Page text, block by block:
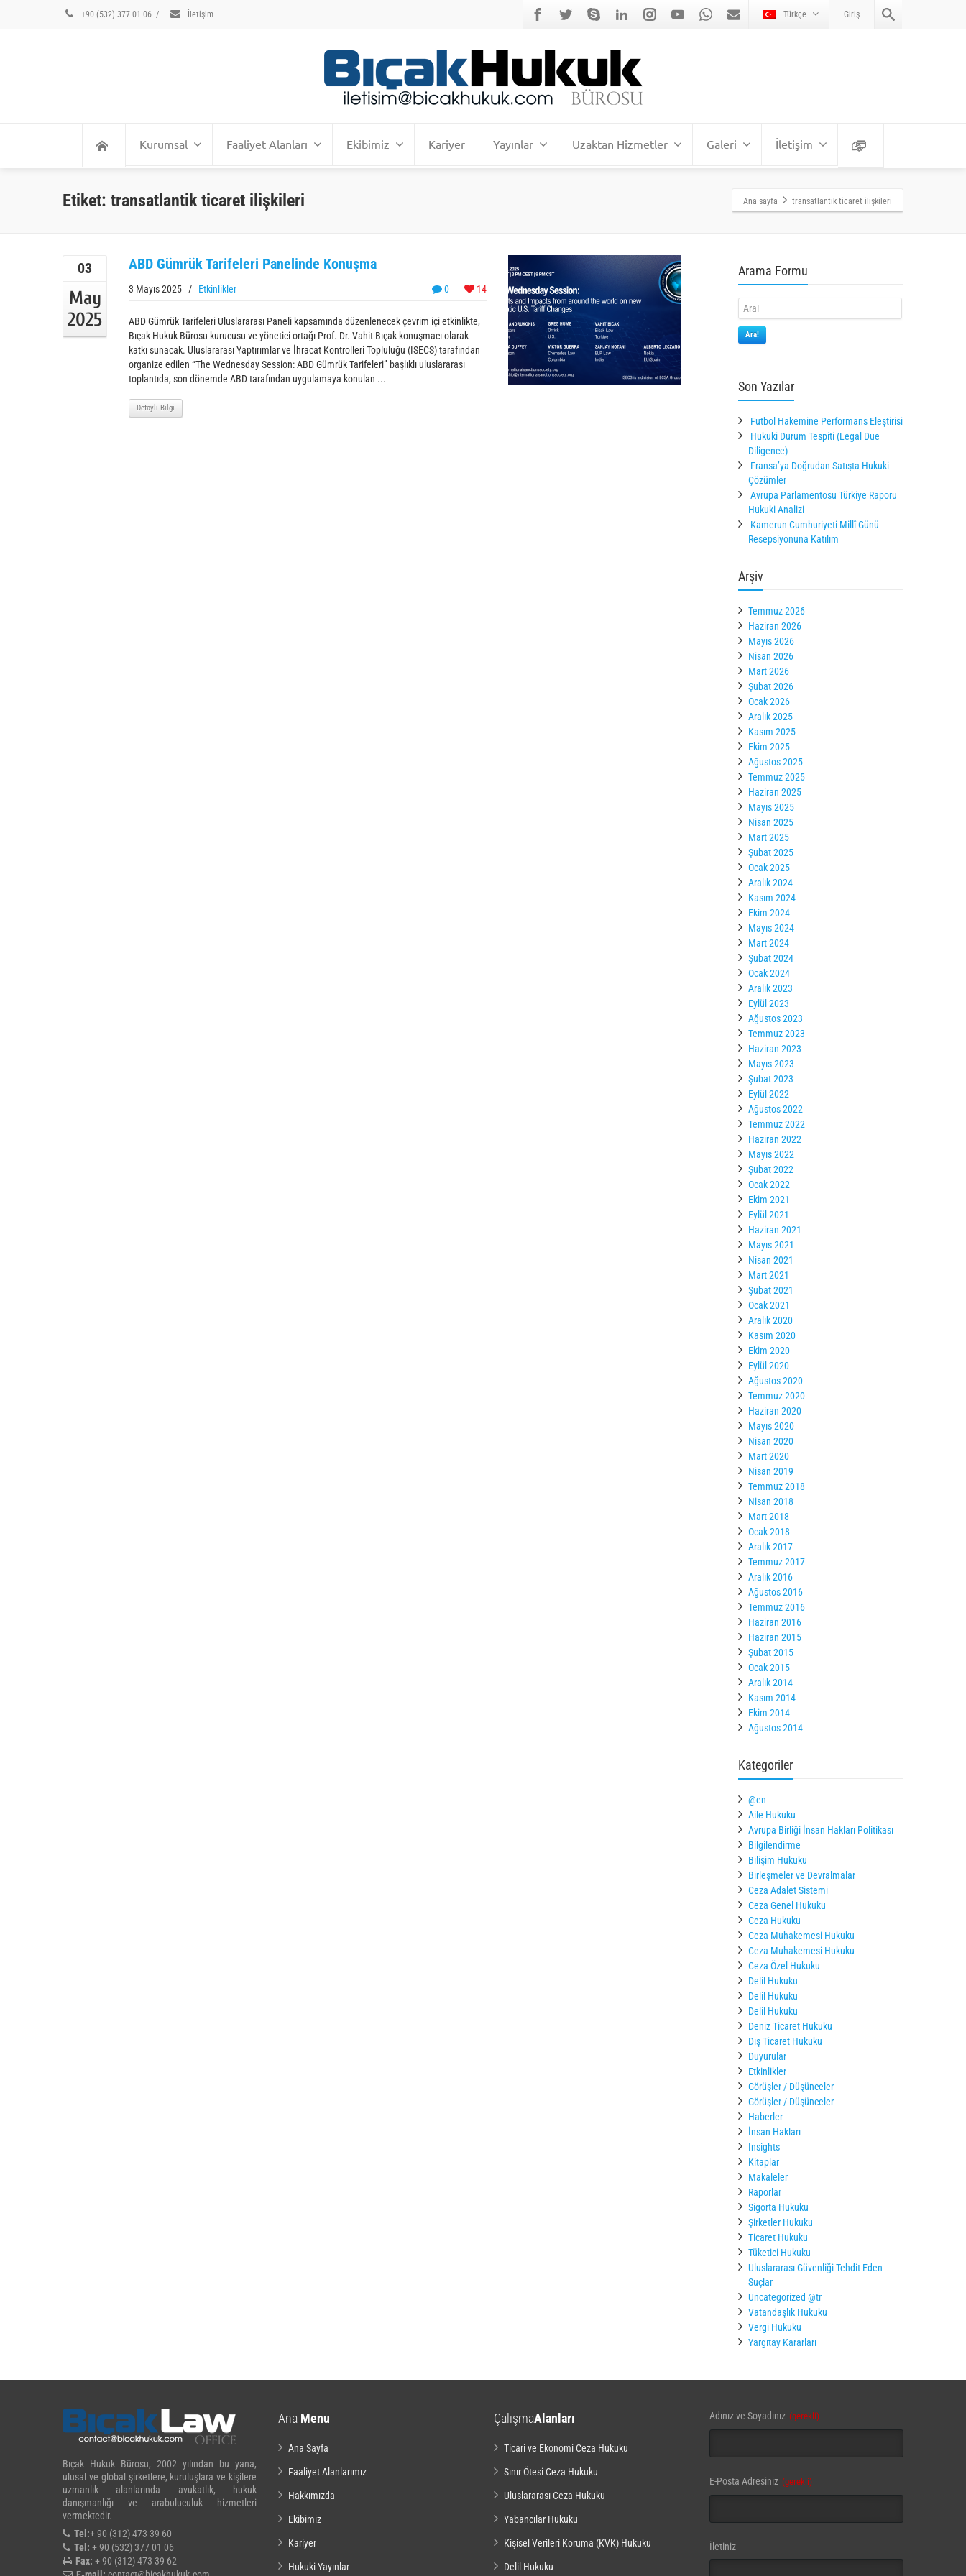
+90 (532) 377 01 06 / İletişim Türkçe Giriş
Kurumsal Faaliyet Alanları Ekibimiz Kariyer Yayınlar Uzaktan Hizmetler Galeri İletişim
Etiket: transatlantik ticaret ilişkileri Ana sayfa transatlantik ticaret ilişkileri
03
May
2025
ABD Gümrük Tarifeleri Panelinde Konuşma
0 14
3 Mayıs 2025 / Etkinlikler
ABD Gümrük Tarifeleri Uluslararası Paneli kapsamında düzenlenecek çevrim içi etkinlikte,
Bıçak Hukuk Bürosu kurucusu ve yönetici ortağı Prof. Dr. Vahit Bıçak konuşmacı olarak
katkı sunacak. Uluslararası Yaptırımlar ve İhracat Kontrolleri Topluluğu (ISECS) tarafından
organize edilen “The Wednesday Session: ABD Gümrük Tarifeleri” başlıklı uluslararası
toplantıda, son dönemde ABD tarafından uygulamaya konulan ...
Detaylı Bilgi
Arama Formu
Ara!
Son Yazılar
Futbol Hakemine Performans Eleştirisi
Hukuki Durum Tespiti (Legal Due
Diligence)
Fransa’ya Doğrudan Satışta Hukuki
Çözümler
Avrupa Parlamentosu Türkiye Raporu
Hukuki Analizi
Kamerun Cumhuriyeti Millî Günü
Resepsiyonuna Katılım
Arşiv
Temmuz 2026
Haziran 2026
Mayıs 2026
Nisan 2026
Mart 2026
Şubat 2026
Ocak 2026
Aralık 2025
Kasım 2025
Ekim 2025
Ağustos 2025
Temmuz 2025
Haziran 2025
Mayıs 2025
Nisan 2025
Mart 2025
Şubat 2025
Ocak 2025
Aralık 2024
Kasım 2024
Ekim 2024
Mayıs 2024
Mart 2024
Şubat 2024
Ocak 2024
Aralık 2023
Eylül 2023
Ağustos 2023
Temmuz 2023
Haziran 2023
Mayıs 2023
Şubat 2023
Eylül 2022
Ağustos 2022
Temmuz 2022
Haziran 2022
Mayıs 2022
Şubat 2022
Ocak 2022
Ekim 2021
Eylül 2021
Haziran 2021
Mayıs 2021
Nisan 2021
Mart 2021
Şubat 2021
Ocak 2021
Aralık 2020
Kasım 2020
Ekim 2020
Eylül 2020
Ağustos 2020
Temmuz 2020
Haziran 2020
Mayıs 2020
Nisan 2020
Mart 2020
Nisan 2019
Temmuz 2018
Nisan 2018
Mart 2018
Ocak 2018
Aralık 2017
Temmuz 2017
Aralık 2016
Ağustos 2016
Temmuz 2016
Haziran 2016
Haziran 2015
Şubat 2015
Ocak 2015
Aralık 2014
Kasım 2014
Ekim 2014
Ağustos 2014
Kategoriler
@en
Aile Hukuku
Avrupa Birliği İnsan Hakları Politikası
Bilgilendirme
Bilişim Hukuku
Birleşmeler ve Devralmalar
Ceza Adalet Sistemi
Ceza Genel Hukuku
Ceza Hukuku
Ceza Muhakemesi Hukuku
Ceza Muhakemesi Hukuku
Ceza Özel Hukuku
Delil Hukuku
Delil Hukuku
Delil Hukuku
Deniz Ticaret Hukuku
Dış Ticaret Hukuku
Duyurular
Etkinlikler
Görüşler / Düşünceler
Görüşler / Düşünceler
Haberler
İnsan Hakları
Insights
Kitaplar
Makaleler
Raporlar
Sigorta Hukuku
Şirketler Hukuku
Ticaret Hukuku
Tüketici Hukuku
Uluslararası Güvenliği Tehdit Eden
Suçlar
Uncategorized @tr
Vatandaşlık Hukuku
Vergi Hukuku
Yargıtay Kararları
Bıçak Hukuk Bürosu, 2002 yılından bu yana,
ulusal ve global şirketlere, kuruluşlara ve kişilere
uzmanlık alanlarında avukatlık, hukuk
danışmanlığı ve arabuluculuk hizmetleri
vermektedir.
Tel:+ 90 (312) 473 39 60
Tel: + 90 (532) 377 01 06
Fax: + 90 (312) 473 39 62
Ana Menu
Ana Sayfa
Faaliyet Alanlarımız
Hakkımızda
Ekibimiz
Kariyer
Hukuki Yayınlar
ÇalışmaAlanları
Ticari ve Ekonomi Ceza Hukuku
Sınır Ötesi Ceza Hukuku
Uluslararası Ceza Hukuku
Yabancılar Hukuku
Kişisel Verileri Koruma (KVK) Hukuku
Delil Hukuku
Adınız ve Soyadınız (gerekli)
E-Posta Adresiniz (gerekli)
Company
Name (gerekli)
İletiniz